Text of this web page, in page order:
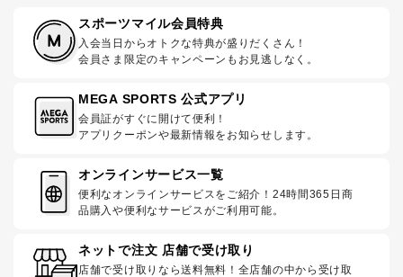
スポーツマイル会員特典
入会当日からオトクな特典が盛りだくさん！
会員さま限定のキャンペーンもお見逃しなく。
MEGA SPORTS 公式アプリ
会員証がすぐに開けて便利！
アプリクーポンや最新情報をお知らせします。
オンラインサービス一覧
便利なオンラインサービスをご紹介！24時間365日商
品購入や便利なサービスがご利用可能。
ネットで注文 店舗で受け取り
店舗で受け取りなら送料無料！全店舗の中から受け取